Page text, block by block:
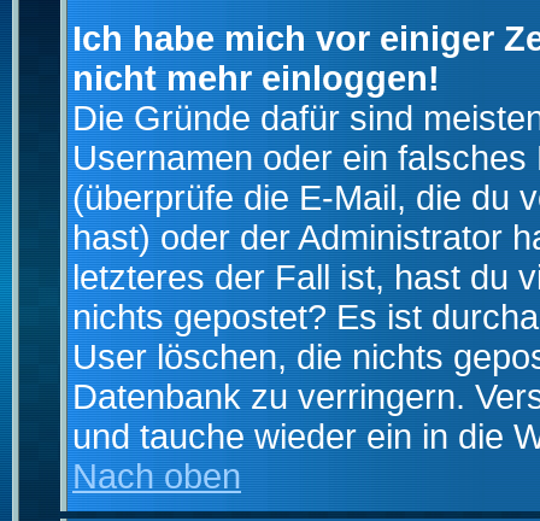
Ich habe mich vor einiger
nicht mehr einloggen!
Die Gründe dafür sind
Usernamen oder ein
(überprüfe die E-Mail, die du
hast) oder der Administrator
letzteres der Fall ist, hast du
nichts gepostet? Es ist
User löschen, die nichts
Datenbank zu verringern.
und tauche wieder ein in die
Nach oben